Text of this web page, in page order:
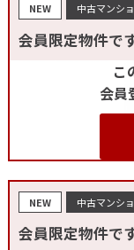
NEW 中古マンシ
会員限定物件で
こ
会員
NEW 中古マンシ
会員限定物件で